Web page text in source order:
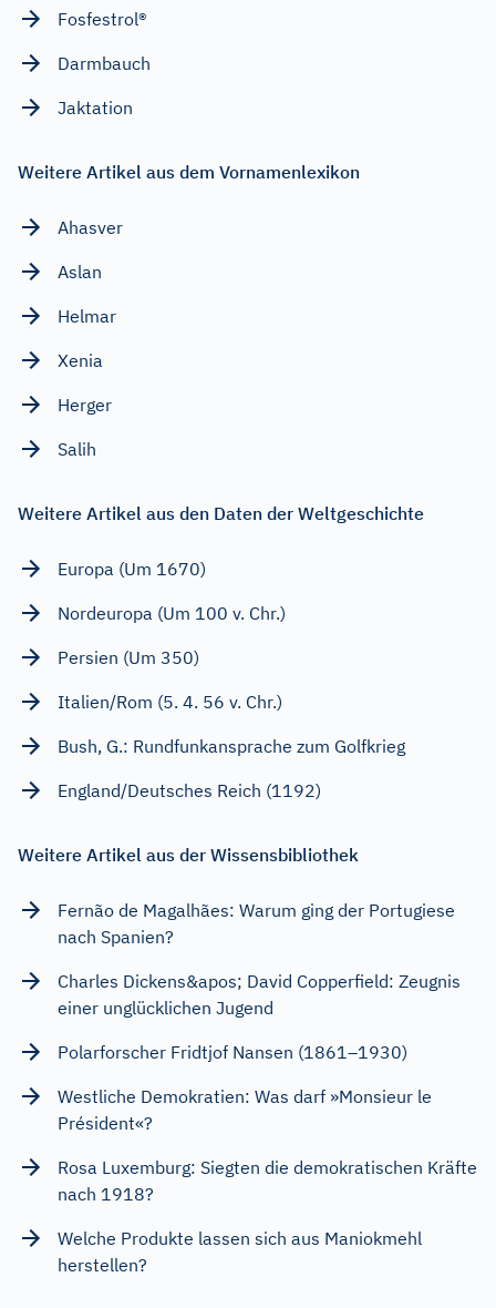
Fosfestrol®
Darmbauch
Jaktation
Weitere Artikel aus dem Vornamenlexikon
Ahasver
Aslan
Helmar
Xenia
Herger
Salih
Weitere Artikel aus den Daten der Weltgeschichte
Europa (Um 1670)
Nordeuropa (Um 100 v. Chr.)
Persien (Um 350)
Italien/Rom (5. 4. 56 v. Chr.)
Bush, G.: Rundfunkansprache zum Golfkrieg
England/Deutsches Reich (1192)
Weitere Artikel aus der Wissensbibliothek
Fernão de Magalhães: Warum ging der Portugiese
nach Spanien?
Charles Dickens&apos; David Copperfield: Zeugnis
einer unglücklichen Jugend
Polarforscher Fridtjof Nansen (1861–1930)
Westliche Demokratien: Was darf »Monsieur le
Président«?
Rosa Luxemburg: Siegten die demokratischen Kräfte
nach 1918?
Welche Produkte lassen sich aus Maniokmehl
herstellen?